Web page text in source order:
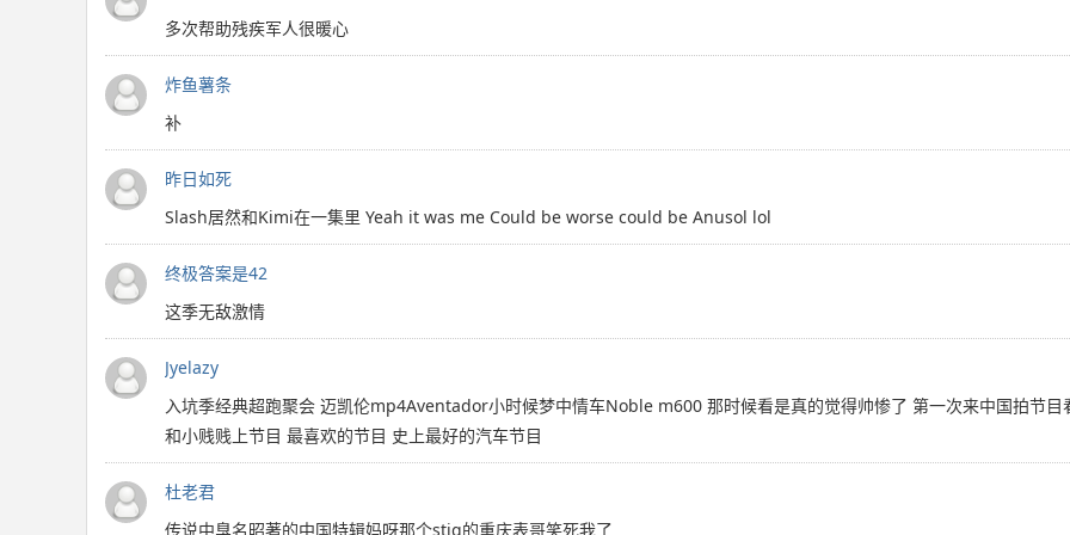
多次帮助残疾军人很暖心
炸鱼薯条
补
昨日如死
Slash居然和Kimi在一集里 Yeah it was me Could be worse could be Anusol lol
终极答案是42
这季无敌激情
Jyelazy
入坑季经典超跑聚会 迈凯伦mp4Aventador小时候梦中情车Noble m600 那时候看是真的觉得帅惨了 第一次来中国拍节
和小贱贱上节目 最喜欢的节目 史上最好的汽车节目
杜老君
传说中臭名昭著的中国特辑妈呀那个stig的重庆表哥笑死我了